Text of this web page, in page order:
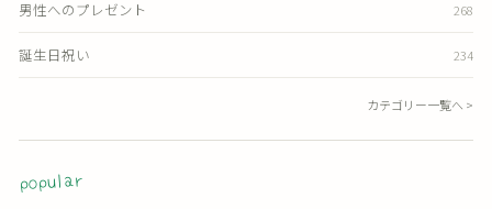
男性へのプレゼント 268
誕生日祝い 234
カテゴリー一覧へ >
popular